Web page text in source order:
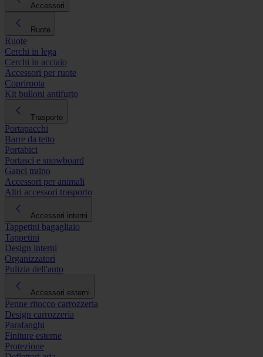
Accessori
Ruote
Ruote
Cerchi in lega
Cerchi in acciaio
Accessori per ruote
Copriruota
Kit bulloni antifurto
Trasporto
Portapacchi
Barre da tetto
Portabici
Portasci e snowboard
Ganci traino
Accessori per animali
Altri accessori trasporto
Accessori interni
Tappetini bagagliaio
Tappetini
Design interni
Organizzatori
Pulizia dell'auto
Accessori esterni
Penne ritocco carrozzeria
Design carrozzeria
Parafanghi
Finiture esterne
Protezione